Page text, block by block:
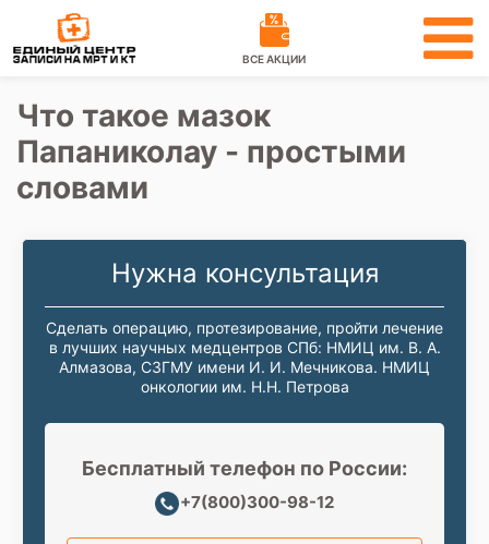
ВСЕ АКЦИИ
Что такое мазок
Папаниколау - простыми
словами
Нужна консультация
Сделать операцию, протезирование, пройти лечение
в лучших научных медцентров СПб: НМИЦ им. В. А.
Алмазова, СЗГМУ имени И. И. Мечникова. НМИЦ
онкологии им. Н.Н. Петрова
Бесплатный телефон по России:
+7(800)300-98-12